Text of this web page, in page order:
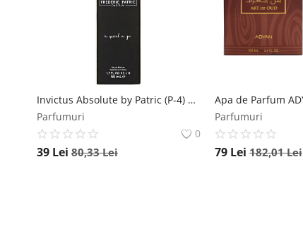
Invictus Absolute by Patric (P-4) apa de parfum 50ml, barbati by Patric
Parfumuri
0
39 Lei 80,33Lei
Parfumuri
79 Lei 182,01Lei